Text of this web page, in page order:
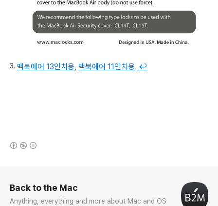
맥북에어 13인치용, 맥북에어 11인치용 ↩
Back to the Mac
Anything, everything and more about Mac and OS